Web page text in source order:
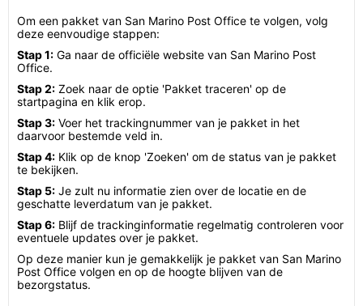
Om een pakket van San Marino Post Office te volgen, volg
deze eenvoudige stappen:
Stap 1: Ga naar de officiële website van San Marino Post
Office.
Stap 2: Zoek naar de optie 'Pakket traceren' op de
startpagina en klik erop.
Stap 3: Voer het trackingnummer van je pakket in het
daarvoor bestemde veld in.
Stap 4: Klik op de knop 'Zoeken' om de status van je pakket
te bekijken.
Stap 5: Je zult nu informatie zien over de locatie en de
geschatte leverdatum van je pakket.
Stap 6: Blijf de trackinginformatie regelmatig controleren voor
eventuele updates over je pakket.
Op deze manier kun je gemakkelijk je pakket van San Marino
Post Office volgen en op de hoogte blijven van de
bezorgstatus.